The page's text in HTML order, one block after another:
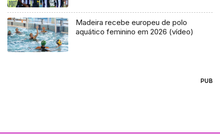
Madeira recebe europeu de polo
aquático feminino em 2026 (vídeo)
PUB